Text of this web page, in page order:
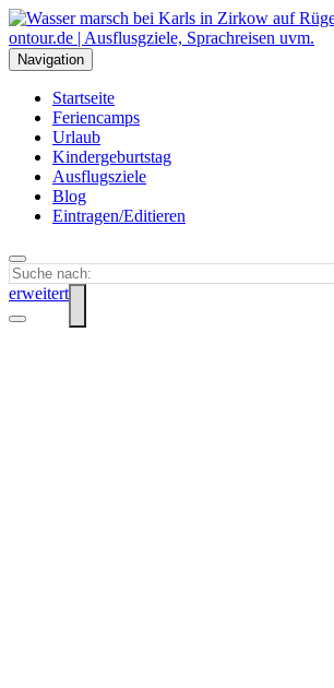
Navigation
Startseite
Feriencamps
Urlaub
Kindergeburtstag
Ausflugsziele
Blog
Eintragen/Editieren
erweitert